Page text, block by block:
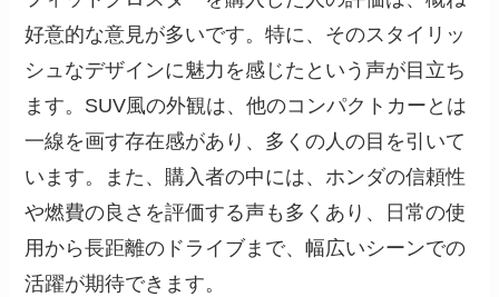
好意的な意見が多いです。特に、そのスタイリッ
シュなデザインに魅力を感じたという声が目立ち
ます。SUV風の外観は、他のコンパクトカーとは
一線を画す存在感があり、多くの人の目を引いて
います。また、購入者の中には、ホンダの信頼性
や燃費の良さを評価する声も多くあり、日常の使
用から長距離のドライブまで、幅広いシーンでの
活躍が期待できます。